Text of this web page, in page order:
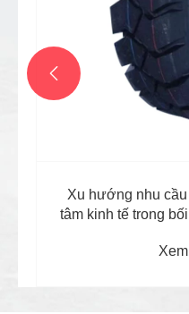
Xu hướng nhu
tâm kinh tế trong
